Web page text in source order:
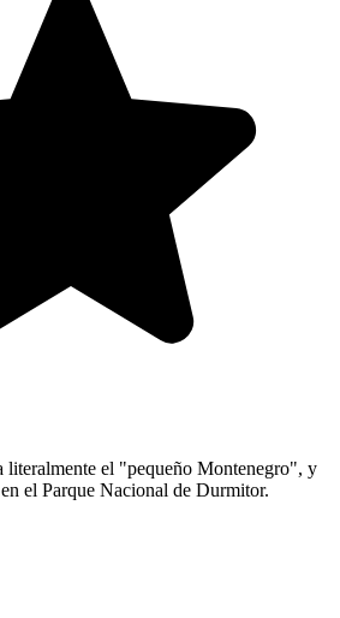
el "pequeño Montenegro", y
el Parque Nacional de Durmitor.